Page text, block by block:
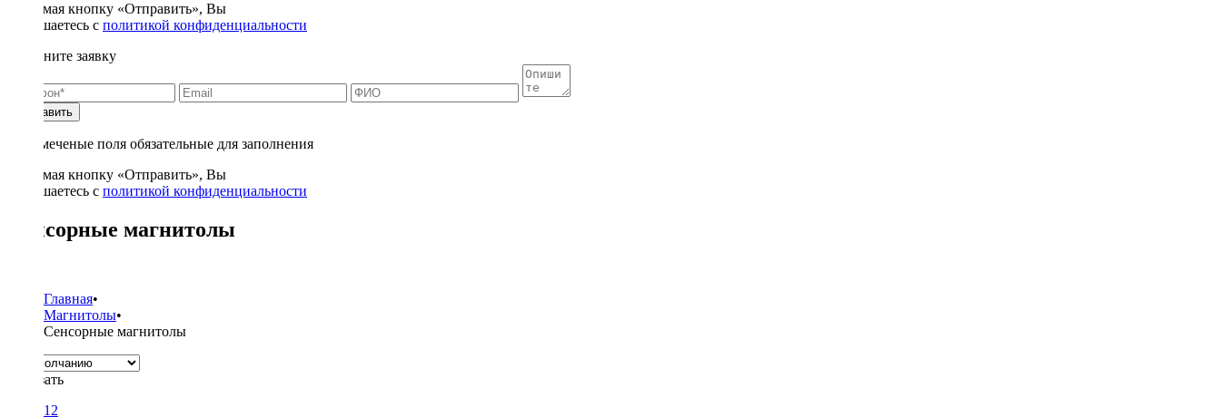
Нажимая кнопку «Отправить», Вы
соглашаетесь с политикой конфиденциальности
Заполните заявку
Отправить
* - отмеченые поля обязательные для заполнения
Нажимая кнопку «Отправить», Вы
соглашаетесь с политикой конфиденциальности
Сенсорные магнитолы
Главная•
Магнитолы•
Сенсорные магнитолы
Показать
12